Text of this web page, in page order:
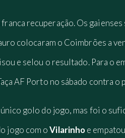
recuperação. Os gaienses
colocaram o Coimbrões a
e selou o resultado. Para o
AF Porto no sábado contra
golo do jogo, mas foi o
jogo com oVilarinhoe